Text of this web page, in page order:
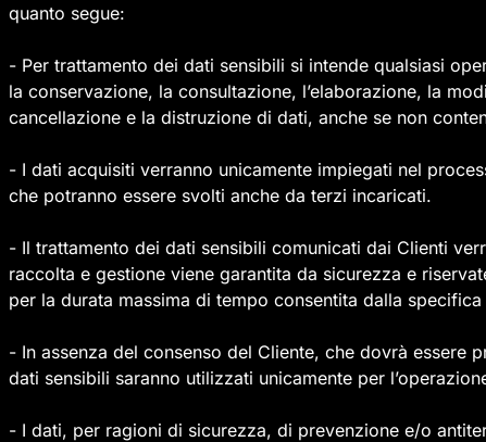
quanto segue:
- Per trattamento dei dati sensibili si intende qualsiasi
la conservazione, la consultazione, l’elaborazione, la
cancellazione e la distruzione di dati, anche se non
- I dati acquisiti verranno unicamente impiegati nel
che potranno essere svolti anche da terzi incaricati.
- Il trattamento dei dati sensibili comunicati dai Clienti
raccolta e gestione viene garantita da sicurezza e
per la durata massima di tempo consentita dalla
- In assenza del consenso del Cliente, che dovrà essere
dati sensibili saranno utilizzati unicamente per
- I dati, per ragioni di sicurezza, di prevenzione e/o